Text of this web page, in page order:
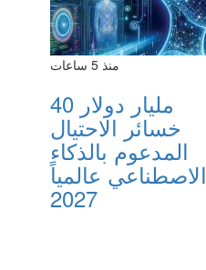
منذ 5 ساعات
40 مليار دولار
خسائر الاحتيال
المدعوم بالذكاء
الاصطناعي عالمياً
2027